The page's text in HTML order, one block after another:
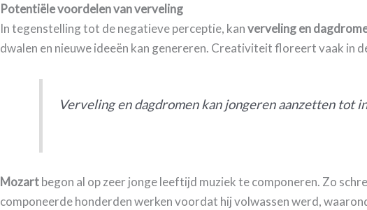
Potentiële voordelen van verveling
In tegenstelling tot de negatieve perceptie, kanverveling en
dwalen en nieuwe ideeën kan genereren. Creativiteit floreert vaak in
Verveling en dagdromen kan jongeren aanzetten tot
Mozartbegon al op zeer jonge leeftijd muziek te componeren. Zo
componeerde honderden werken voordat hij volwassen werd,